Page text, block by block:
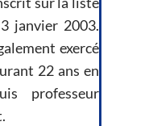
janvier 2003.
exercé
22 ans en
professeur